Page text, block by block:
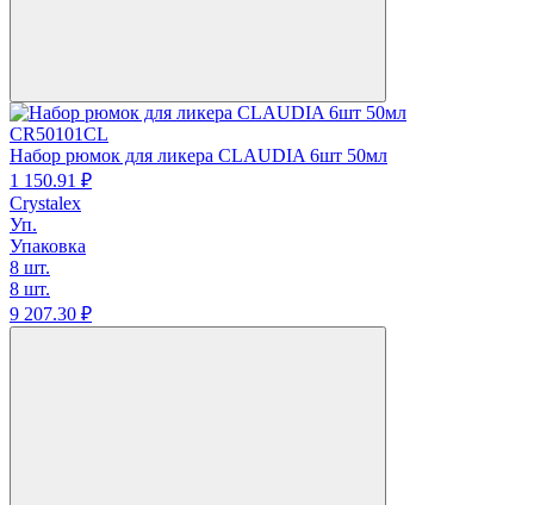
CR50101CL
Набор рюмок для ликера CLAUDIA 6шт 50мл
1 150.91 ₽
Crystalex
Уп.
Упаковка
8 шт.
8 шт.
9 207.30 ₽